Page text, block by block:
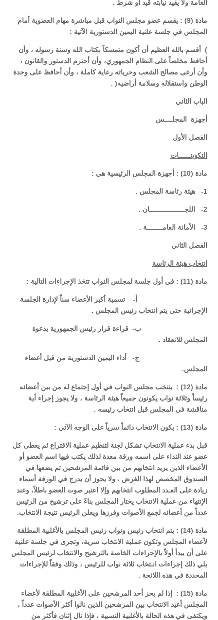
العامة ولا يقيد نيابته قيد أو شرط .
مادة (9) : يقسم عضو مجلس النواب قبل مباشرة مهام العضوية أمام
المجلس في جلسة علنية اليمين الدستورية الآتية :
) أقسم بالله العظيم أن أكون متمسكاً بكتاب الله وسنة رسوله ، وأن
أحافظ مخلصاً على النظام الجمهوري، وأن أحترم الدستور والقانون ،
وأن أرعى مصالح الشعب وحرياته رعاية كاملة ، وأن أحافظ على وحدة
الوطن واستقلاله وسلامة أراضيه( .
الباب الثاني
أجهزة المجلــــس
الفصل الأول
التكوينــــــات
مادة (10) : أجهزة المجلس الرئيسية هي :
1- هيئة رئاسة المجلس .
2- اللجــــــــــــــــــان .
3- الأمانة العامــــــــة .
الفصل الثاني
انتخاب هيئة الرئاسة
مادة (11) : في أول جلسة لمجلس النواب تتخذ الإجراءات التالية :
‌أ- تسمية أكبر الأعضاء سناً لإدارة الجلسة
الإجرائية حتى يتم انتخاب رئيس المجلس .
‌ب- قراءة قرار رئيس الجمهورية بدعوة
المجلس للانعقاد .
‌ج- أداء اليمين الدستورية من قبل أعضاء
المجلس.
مادة (12) : ينتخب مجلس النواب في أول إجتماع له من بين أعضائه
رئيساً وثلاثة نواب يكونون جميعاً هيئة الرئاسة ، ولا يجوز إجراء أية
مناقشة في المجلس قبل انتخاب رئيسه .
مادة (13) : يكون الانتخاب دائماً سرياً على الوجه الآتي :
قبل بدء عملية الانتخاب تشكل لجنة لتنظيم عملية الاقتراع ثم يعطى كل
عضو عند النداء على اسمه ورقة معدة لذلك يكتب فيها اسم العضو أو
الأعضاء الذين يريد انتخابهم من بين قائمة المرشحين ثم يضعها في
الصندوق المخصص لهذا الغرض ، ولا يجوز أن يدرج في الورقة أسماء
زيادة على العـدد المطلوب انتخابهم وإلا اعتبر صوت العضو باطلاً، وعند
الإنتهاء من عملية الانتخاب يختار المجلس بناءً على ترشيح من الرئيس
عدداً من أعضائه لجمع الأصوات وفرزها ويعلن الرئيس نتيجة الانتخاب.
مادة (14) : يتم انتخاب رئيس ونواب رئيس المجلس بالأغلبية المطلقة
لأعضاء المجلس وتكون عملية الانتخاب سرية، وتجرى في جلسة علنية
على أن يبدأ أولاً بالإجراءات الخاصة بالترشيح والانتخاب لرئيس المجلس
يلي ذلك إجراءات انـتخاب ثلاثة نواب للرئيس ، وذلك وفقاً للإجراءات
المحددة في هذه اللائحة .
مادة (15) : إذا لم يحز أحد المرشحين على الأغلبية المطلقة لأعضاء
المجلس أعيد الانتخاب بين المرشحين الذين نالوا أكثر الأصوات عدداً ،
ويكتفى في هذه الحالة بالأغلبية النسبية ، فإذا نال إثنان فأكثر من